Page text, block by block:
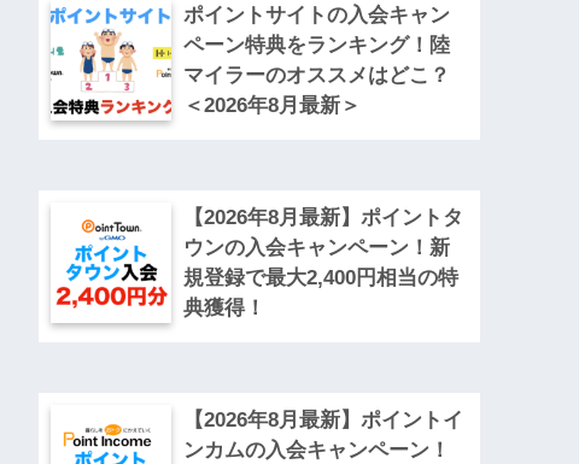
ポイントサイトの入会キャン
ペーン特典をランキング！陸
マイラーのオススメはどこ？
＜2026年8月最新＞
【2026年8月最新】ポイントタ
ウンの入会キャンペーン！新
規登録で最大2,400円相当の特
典獲得！
【2026年8月最新】ポイントイ
ンカムの入会キャンペーン！